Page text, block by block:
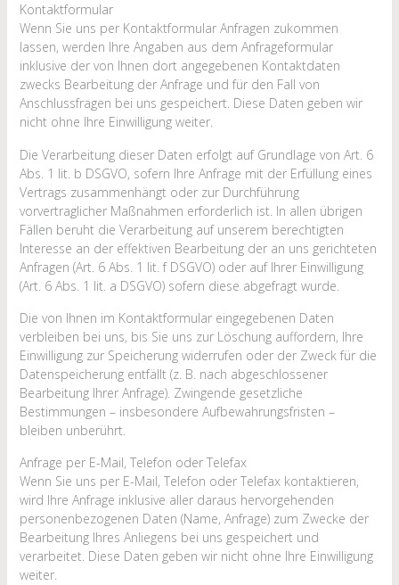
Kontaktformular
Wenn Sie uns per Kontaktformular Anfragen zukommen
lassen, werden Ihre Angaben aus dem Anfrageformular
inklusive der von Ihnen dort angegebenen Kontaktdaten
zwecks Bearbeitung der Anfrage und für den Fall von
Anschlussfragen bei uns gespeichert. Diese Daten geben wir
nicht ohne Ihre Einwilligung weiter.
Die Verarbeitung dieser Daten erfolgt auf Grundlage von Art. 6
Abs. 1 lit. b DSGVO, sofern Ihre Anfrage mit der Erfüllung eines
Vertrags zusammenhängt oder zur Durchführung
vorvertraglicher Maßnahmen erforderlich ist. In allen übrigen
Fällen beruht die Verarbeitung auf unserem berechtigten
Interesse an der effektiven Bearbeitung der an uns gerichteten
Anfragen (Art. 6 Abs. 1 lit. f DSGVO) oder auf Ihrer Einwilligung
(Art. 6 Abs. 1 lit. a DSGVO) sofern diese abgefragt wurde.
Die von Ihnen im Kontaktformular eingegebenen Daten
verbleiben bei uns, bis Sie uns zur Löschung auffordern, Ihre
Einwilligung zur Speicherung widerrufen oder der Zweck für die
Datenspeicherung entfällt (z. B. nach abgeschlossener
Bearbeitung Ihrer Anfrage). Zwingende gesetzliche
Bestimmungen – insbesondere Aufbewahrungsfristen –
bleiben unberührt.
Anfrage per E-Mail, Telefon oder Telefax
Wenn Sie uns per E-Mail, Telefon oder Telefax kontaktieren,
wird Ihre Anfrage inklusive aller daraus hervorgehenden
personenbezogenen Daten (Name, Anfrage) zum Zwecke der
Bearbeitung Ihres Anliegens bei uns gespeichert und
verarbeitet. Diese Daten geben wir nicht ohne Ihre Einwilligung
weiter.